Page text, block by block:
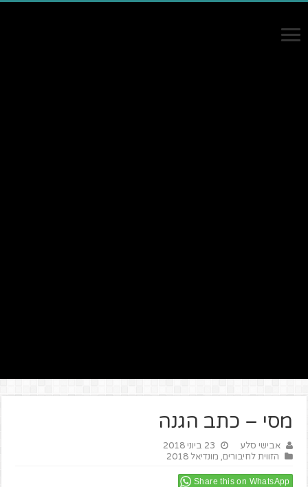
מסי – כתב הגנה
אבישי סלע
23 ביוני 2018
הזווית לחיבורים, מונדיאל 2018
Share this on WhatsApp